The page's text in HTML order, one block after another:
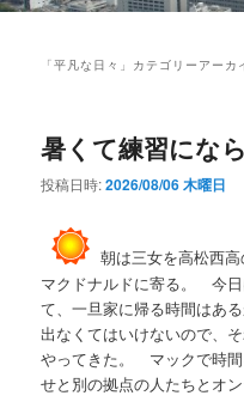
「平凡な日々 」カテゴリーアーカ
暑くて練習にな
投稿日時:2026/08/06 木曜日
朝は三女を高松西
マクドナルドに寄る。 今日
て、一旦家に帰る時間はあ
出なくてはいけないので、
やってきた。 マックで時
せと別の拠点の人たちとオン